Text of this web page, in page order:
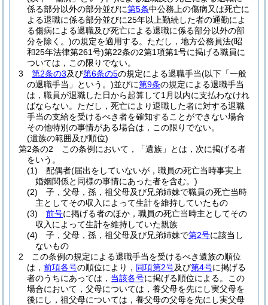
係る部分以外の部分並びに第5条中公務上の傷病又は死亡に
よる退職に係る部分並びに25年以上勤続した者の通勤によ
る傷病による退職及び死亡による退職に係る部分以外の部
分を除く。)の規定を適用する。 ただし，地方公務員法(昭
和25年法律第261号)第22条の2第1項第1号に掲げる職員に
ついては，この限りでない。
3
第2条の3及び第6条の5の規定による退職手当(以下「一般
の退職手当」という。)並びに第9条の規定による退職手当
は，職員が退職した日から起算して1月以内に支払わなけれ
ばならない。 ただし，死亡により退職した者に対する退職
手当の支給を受けるべき者を確知することができない場合
その他特別の事情がある場合は，この限りでない。
(遺族の範囲及び順位)
第2条の2
この条例において，「遺族」とは，次に掲げる者
をいう。
(1)
配偶者(届出をしていないが，職員の死亡当時事実上
婚姻関係と同様の事情にあった者を含む。)
(2)
子，父母，孫，祖父母及び兄弟姉妹で職員の死亡当時
主としてその収入によって生計を維持していたもの
(3)
前号に掲げる者のほか，職員の死亡当時主としてその
収入によって生計を維持していた親族
(4)
子，父母，孫，祖父母及び兄弟姉妹で第2号に該当し
ないもの
2
この条例の規定による退職手当を受けるべき遺族の順位
は， 前項各号の順位により， 同項第2号及び第4号に掲げる
者のうちにあっては， 当該各号に掲げる順位による。
この
場合において，父母については，養父母を先にし実父母を
後にし，祖父母については，養父母の父母を先にし実父母